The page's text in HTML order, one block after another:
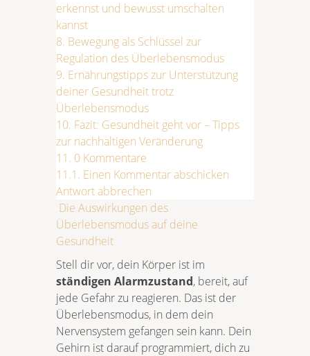
erkennst und bewusst umschalten
kannst
8. Bewegung als Schlüssel zur
Regulation des Überlebensmodus
9. Ernährungstipps zur Unterstützung
deiner Gesundheit trotz
Überlebensmodus
10. Fazit: Gesundheit geht vor – Tipps
zur nachhaltigen Veränderung
11. 0 Kommentare
11.1. Einen Kommentar abschicken
Antwort abbrechen
Die Auswirkungen des
Überlebensmodus auf deine
Gesundheit
Stell dir vor, dein Körper ist im
ständigen Alarmzustand, bereit, auf
jede Gefahr zu reagieren. Das ist der
Überlebensmodus, in dem dein
Nervensystem gefangen sein kann. Dein
Gehirn ist darauf programmiert, dich zu